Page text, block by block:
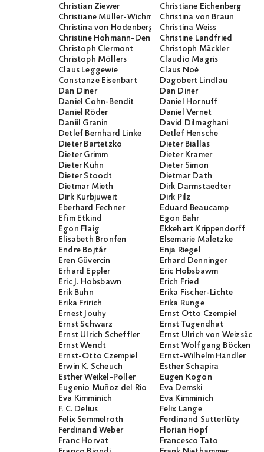
Christian Ziewer
Christiane Eichenberg
Christiane Müller-WichmannChristina von Braun
Christina von Hodenberg
Christina Weiss
Christine Hohmann-DennhardtChristine Landfried
Christoph Clermont
Christoph Mäckler
Christoph Möllers
Claudio Magris
Claus Leggewie
Claus Noé
Constanze Eisenbart
Dagobert Lindlau
Dan Diner
Dan Diner
Daniel Cohn-Bendit
Daniel Hornuff
Daniel Röder
Daniel Vernet
Daniil Granin
David Dilmaghani
Detlef Bernhard Linke
Detlef Hensche
Dieter Bartetzko
Dieter Biallas
Dieter Grimm
Dieter Kramer
Dieter Kühn
Dieter Simon
Dieter Stoodt
Dietmar Dath
Dietmar Mieth
Dirk Darmstaedter
Dirk Kurbjuweit
Dirk Pilz
Eberhard Fechner
Eduard Beaucamp
Efim Etkind
Egon Bahr
Egon Flaig
Ekkehart Krippendorff
Elisabeth Bronfen
Elsemarie Maletzke
Endre Bojtár
Enja Riegel
Eren Güvercin
Erhard Denninger
Erhard Eppler
Eric Hobsbawm
Eric J. Hobsbawn
Erich Fried
Erik Buhn
Erika Fischer-Lichte
Erika Fririch
Erika Runge
Ernest Jouhy
Ernst Otto Czempiel
Ernst Schwarz
Ernst Tugendhat
Ernst Ulrich Scheffler
Ernst Ulrich von Weizsäcker
Ernst Wendt
Ernst Wolfgang
Ernst-Otto Czempiel
Ernst-Wilhelm Händler
Erwin K. Scheuch
Esther Schapira
Esther Weikel-Poller
Eugen Kogon
Eugenio Muñoz del Rio
Eva Demski
Eva Kimminich
Eva Kimminich
F. C. Delius
Felix Lange
Felix Semmelroth
Ferdinand Sutterlüty
Ferdinand Weber
Florian Hopf
Franc Horvat
Francesco Tato